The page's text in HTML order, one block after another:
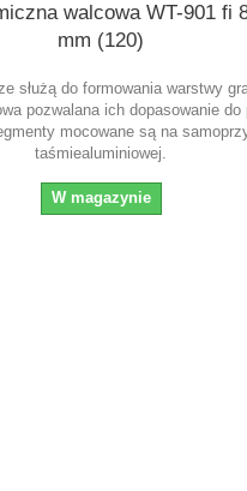
walcowa WT-901 fi
mm (120)
służą do formowania warstwy
pozwalana ich dopasowanie do
mocowane są na
taśmiealuminiowej.
W magazynie